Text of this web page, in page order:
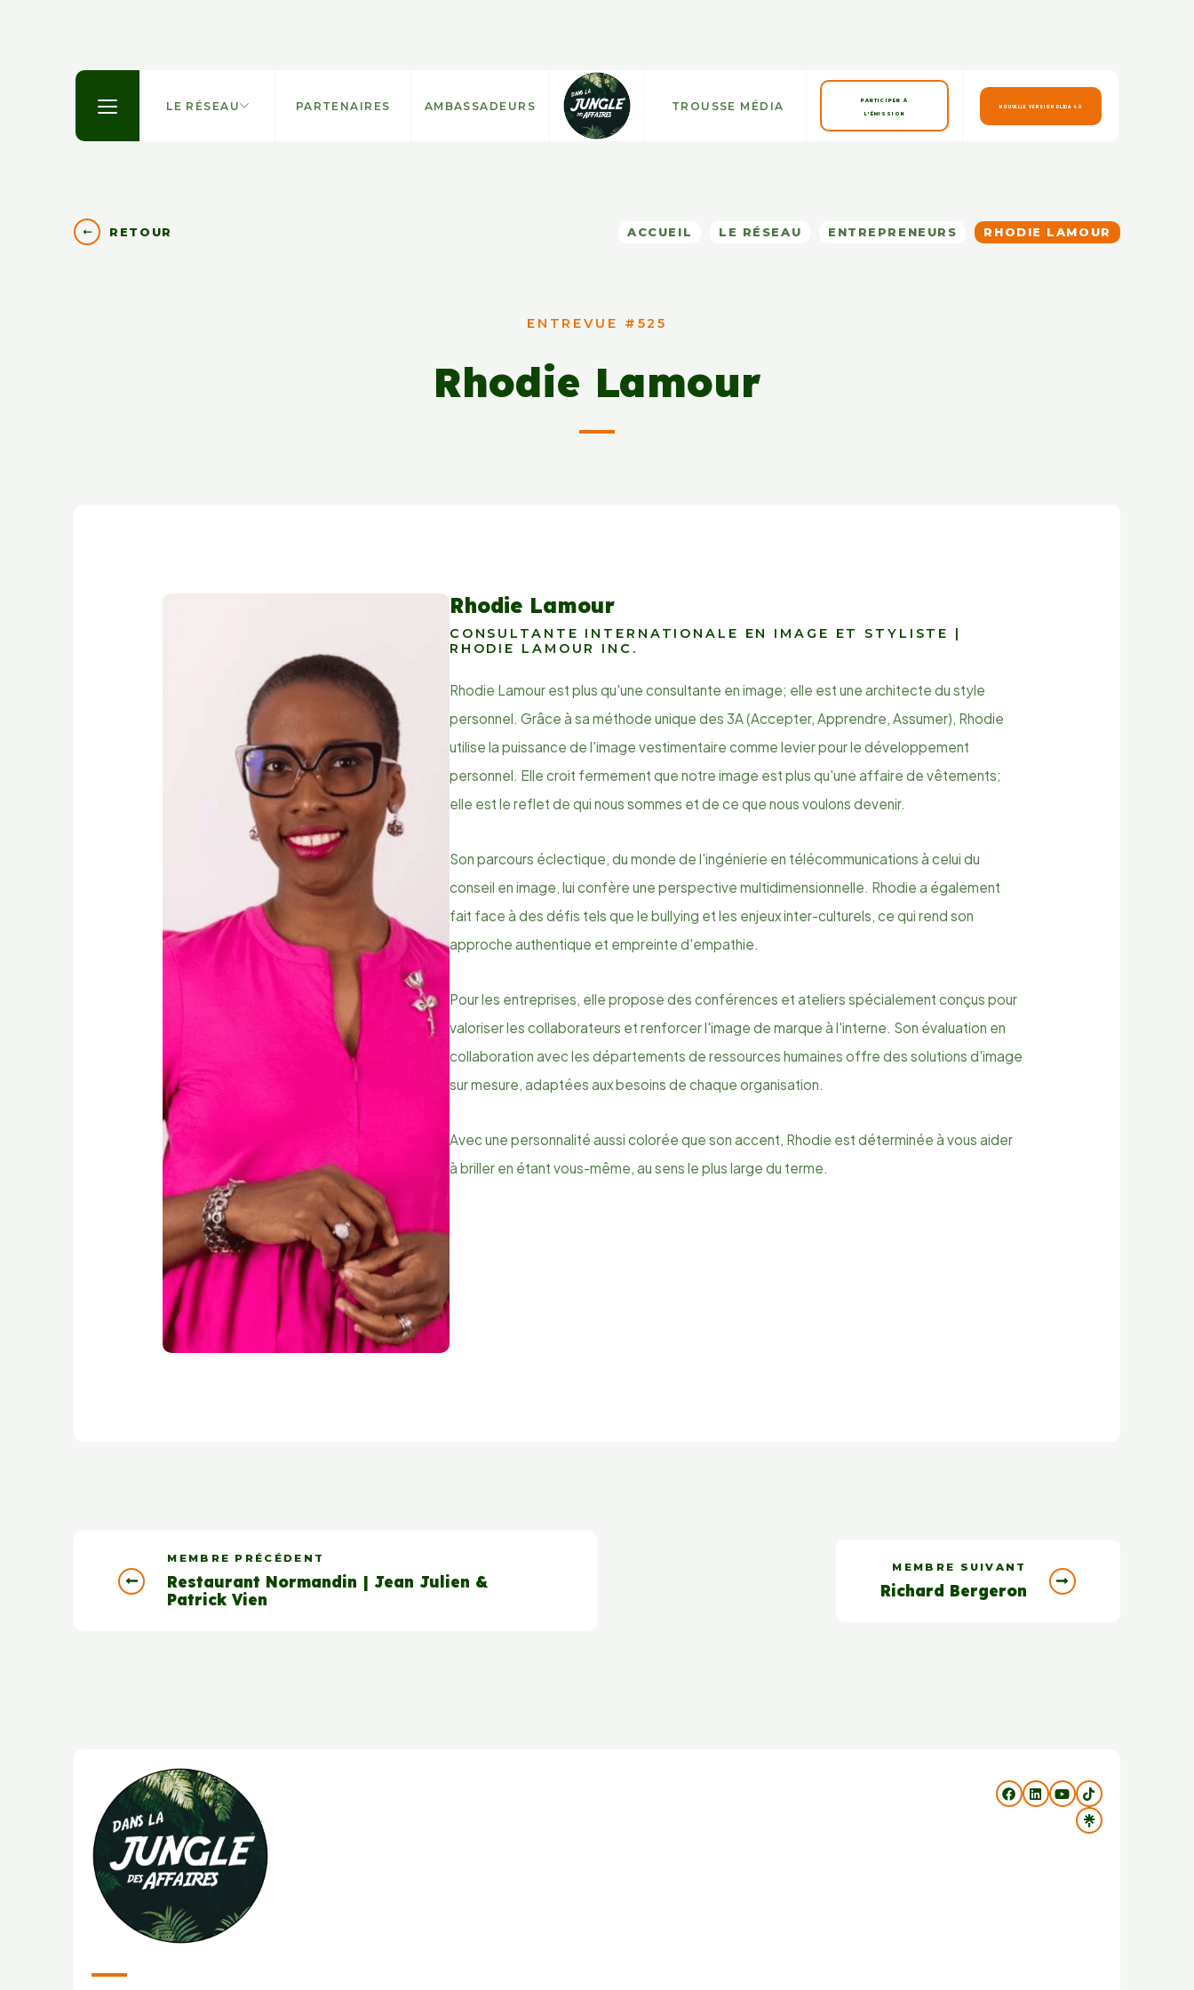
LE RÉSEAU PARTENAIRES AMBASSADEURS TROUSSE MÉDIA PARTICIPER À
L'ÉMISSION
NOUVELLE VERSION DLJDA 4.0
RETOUR ACCUEIL LE RÉSEAU ENTREPRENEURS RHODIE LAMOUR
ENTREVUE #525
Rhodie Lamour
Rhodie Lamour
CONSULTANTE INTERNATIONALE EN IMAGE ET STYLISTE |
RHODIE LAMOUR INC.
Rhodie Lamour est plus qu'une consultante en image; elle est une architecte du style
personnel. Grâce à sa méthode unique des 3A (Accepter, Apprendre, Assumer), Rhodie
utilise la puissance de l'image vestimentaire comme levier pour le développement
personnel. Elle croit fermement que notre image est plus qu'une affaire de vêtements;
elle est le reflet de qui nous sommes et de ce que nous voulons devenir.
Son parcours éclectique, du monde de l'ingénierie en télécommunications à celui du
conseil en image, lui confère une perspective multidimensionnelle. Rhodie a également
fait face à des défis tels que le bullying et les enjeux inter-culturels, ce qui rend son
approche authentique et empreinte d'empathie.
Pour les entreprises, elle propose des conférences et ateliers spécialement conçus pour
valoriser les collaborateurs et renforcer l'image de marque à l'interne. Son évaluation en
collaboration avec les départements de ressources humaines offre des solutions d'image
sur mesure, adaptées aux besoins de chaque organisation.
Avec une personnalité aussi colorée que son accent, Rhodie est déterminée à vous aider
à briller en étant vous-même, au sens le plus large du terme.
MEMBRE PRÉCÉDENT
Restaurant Normandin | Jean Julien &
Patrick Vien
MEMBRE SUIVANT
Richard Bergeron